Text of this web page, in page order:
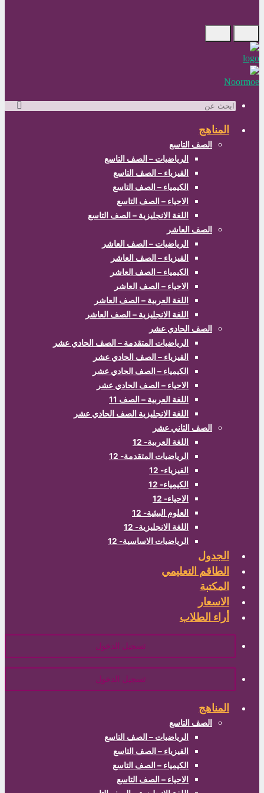
ابحث
المناهج
الصف التاسع
الرياضيات – الصف التاسع
الفيزياء – الصف التاسع
الكيمياء – الصف التاسع
الاحياء – الصف التاسع
اللغة الانجليزية – الصف التاسع
الصف العاشر
الرياضيات – الصف العاشر
الفيزياء – الصف العاشر
الكيمياء – الصف العاشر
الاحياء – الصف العاشر
اللغة العربية – الصف العاشر
اللغة الانجليزية – الصف العاشر
الصف الحادي عشر
الرياضيات المتقدمة – الصف الحادي عشر
الفيزياء – الصف الحادي عشر
الكيمياء – الصف الحادي عشر
الاحياء – الصف الحادي عشر
اللغة العربية – الصف 11
اللغة الانجليزية الصف الحادي عشر
الصف الثاني عشر
اللغة العربية- 12
الرياضيات المتقدمة- 12
الفيزياء- 12
الكيمياء- 12
الاحياء- 12
العلوم البيئية- 12
اللغة الانجليزية- 12
الرياضيات الاساسية- 12
الجدول
الطاقم التعليمي
المكتبة
الاسعار
أراء الطلاب
تسجيل الدخول
تسجيل الدخول
المناهج
الصف التاسع
الرياضيات – الصف التاسع
الفيزياء – الصف التاسع
الكيمياء – الصف التاسع
الاحياء – الصف التاسع